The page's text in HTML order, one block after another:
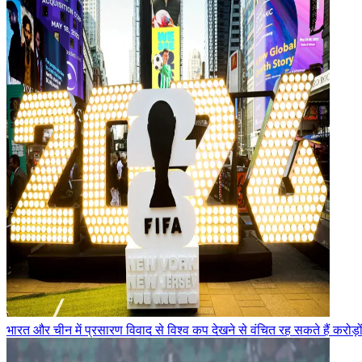
भारत और चीन में प्रसारण विवाद से विश्व कप देखने से वंचित रह सकते हैं